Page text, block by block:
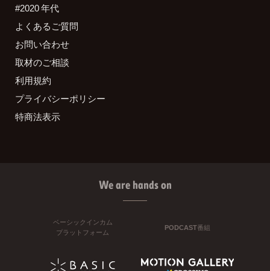
#2020 年代
よくあるご質問
お問い合わせ
取材のご相談
利用規約
プライバシーポリシー
特商法表示
We are hands on
ベーシックインカム
プラットフォーム
PODCAST番組